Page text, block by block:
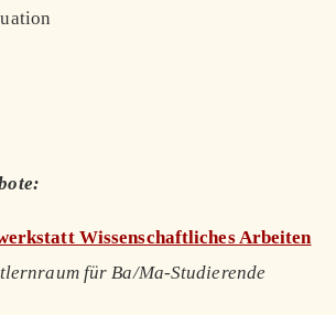
Wissenschaftliches Arbeiten
für Ba/Ma-Studierende